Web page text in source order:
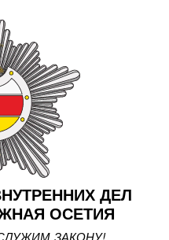
ДЕЛ
ОСЕТИЯ
ЗАКОНУ!